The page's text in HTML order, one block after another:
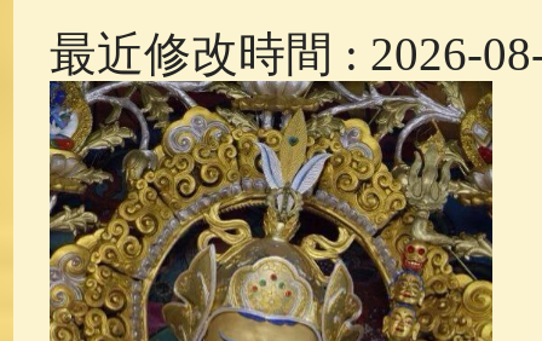
最近修改時間 : 2026-